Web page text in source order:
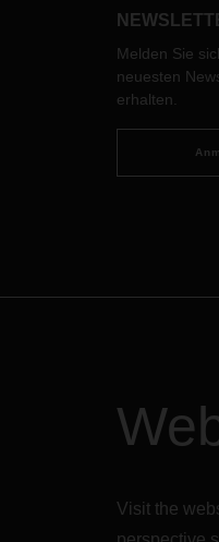
Burkhard
konkreten
zusammen.
Melden Sie
neuesten
erhalten.
Visit the